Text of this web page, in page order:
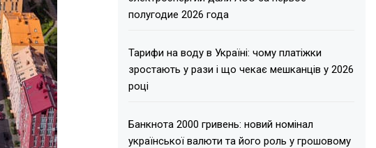
полугодие 2026 года
Тарифи на воду в Україні: чому платіжки
зростають у рази і що чекає мешканців у 2026
році
Банкнота 2000 гривень: новий номінал
української валюти та його роль у грошовому